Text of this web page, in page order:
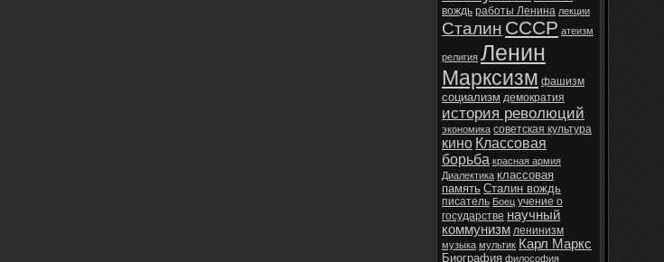
вождь работы Ленина лекции
Сталин СССР атеизм
религия Ленин
Марксизм фашизм
социализм демократия
история революций
экономика советская культура
кино Классовая
борьба красная армия
Диалектика классовая
память Сталин вождь
писатель Боец учение о
государстве научный
коммунизм ленинизм
музыка мультик Карл Маркс
Биография философия